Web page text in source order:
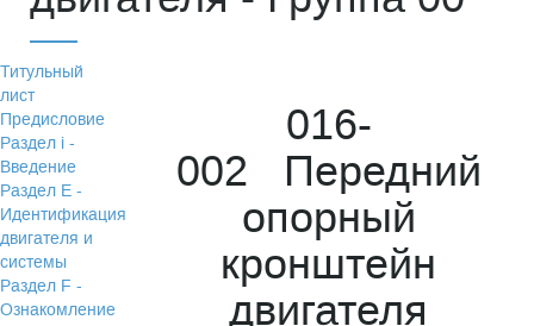
Титульный
лист
Предисловие
Раздел i -
Введение
Раздел Е -
Идентификация
двигателя и
системы
Раздел F -
Ознакомление
016-
002 Передний
опорный
кронштейн
двигателя